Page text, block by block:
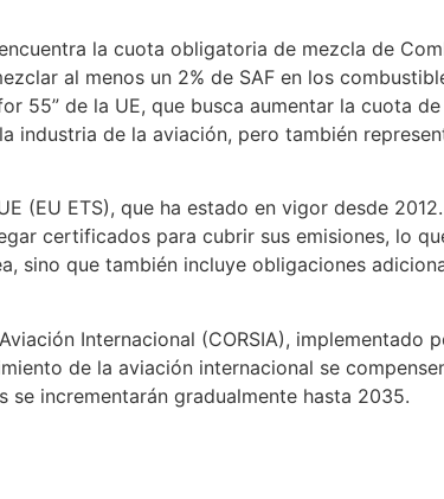
la cuota obligatoria de mezcla de
al menos un 2% de SAF en los
de la UE, que busca aumentar la cuota
industria de la aviación, pero también
(EU ETS), que ha estado en vigor desde
certificados para cubrir sus emisiones, lo
sino que también incluye obligaciones
Internacional (CORSIA), implementado
de la aviación internacional se
se incrementarán gradualmente hasta 2035.